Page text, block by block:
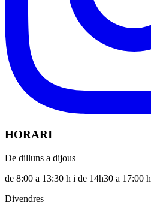
HORARI
De dilluns a dijous
de 8:00 a 13:30 h i de 14h30 a 17:00 h
Divendres